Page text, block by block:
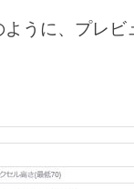
うに、プレ